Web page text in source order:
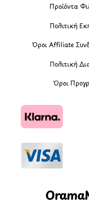
Προϊόντα
Πολιτική
Όροι Affiliate
Πολιτική
Όροι